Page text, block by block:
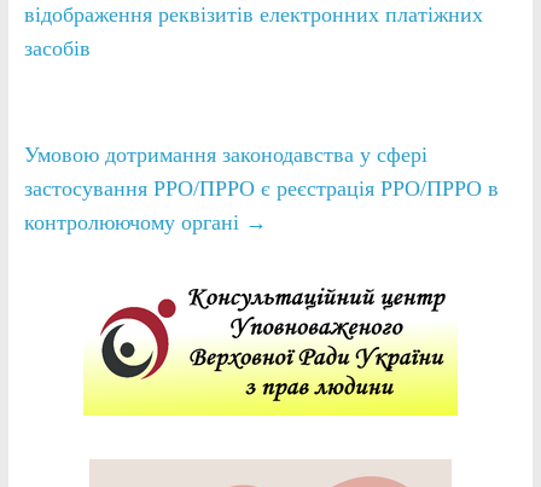
відображення реквізитів електронних платіжних
засобів
Умовою дотримання законодавства у сфері
застосування РРО/ПРРО є реєстрація РРО/ПРРО в
контролюючому органі →